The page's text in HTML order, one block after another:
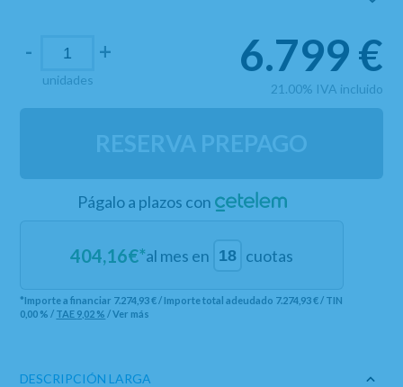
-
unidades
+ 6.799€
21.00% IVA incluido
RESERVA PREPAGO
Págalo a plazos con
404,16€*al mes en cuotas
*Importe a financiar 7.274,93 €/ Importe total adeudado 7.274,93 €/ TIN
0,00 % / TAE 9,02 % /Ver más
DESCRIPCIÓN LARGA